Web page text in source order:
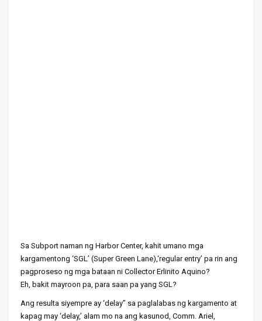
Sa Subport naman ng Harbor Center, kahit umano mga
kargamentong ‘SGL’ (Super Green Lane),‘regular entry’ pa rin ang
pagproseso ng mga bataan ni Collector Erlinito Aquino?
Eh, bakit mayroon pa, para saan pa yang SGL?
Ang resulta siyempre ay ‘delay’’ sa paglalabas ng kargamento at
kapag may ‘delay,’ alam mo na ang kasunod, Comm. Ariel,